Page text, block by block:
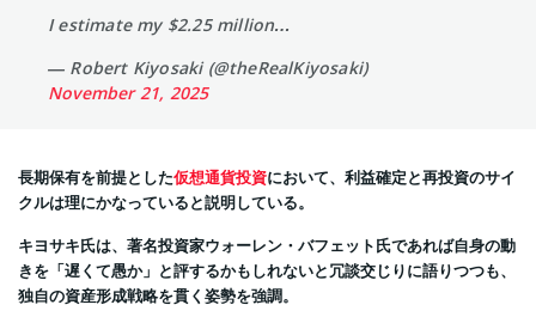
I estimate my $2.25 million…
— Robert Kiyosaki (@theRealKiyosaki)
November 21, 2025
長期保有を前提とした仮想通貨投資において、利益確定と再投資のサイ
クルは理にかなっていると説明している。
キヨサキ氏は、著名投資家ウォーレン・バフェット氏であれば自身の動
きを「遅くて愚か」と評するかもしれないと冗談交じりに語りつつも、
独自の資産形成戦略を貫く姿勢を強調。